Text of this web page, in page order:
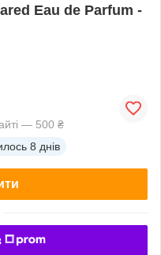
Eau de Parfum -
— 500 ₴
8 днів